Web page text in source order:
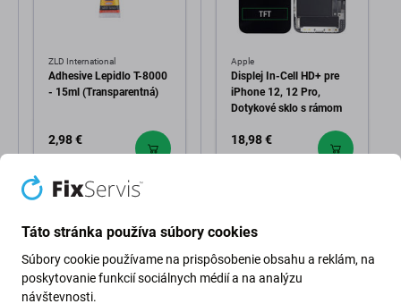
ZLD International
Adhesive Lepidlo T-8000
- 15ml (Transparentná)
2,98 €
Apple
Displej In-Cell HD+ pre
iPhone 12, 12 Pro,
Dotykové sklo s rámom
18,98 €
Táto stránka používa súbory cookies
Súbory cookie používame na prispôsobenie obsahu a reklám, na
poskytovanie funkcií sociálnych médií a na analýzu
návštevnosti.